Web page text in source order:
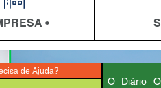
•
de Ajuda?
O Diário